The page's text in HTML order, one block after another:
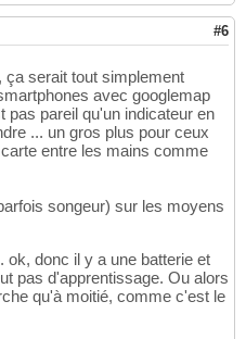
#6
ça serait tout simplement
avec googlemap
pareil qu'un indicateur en
... un gros plus pour ceux
entre les mains comme
songeur) sur les moyens
ok, donc il y a une batterie et
pas d'apprentissage. Ou alors
qu'à moitié, comme c'est le